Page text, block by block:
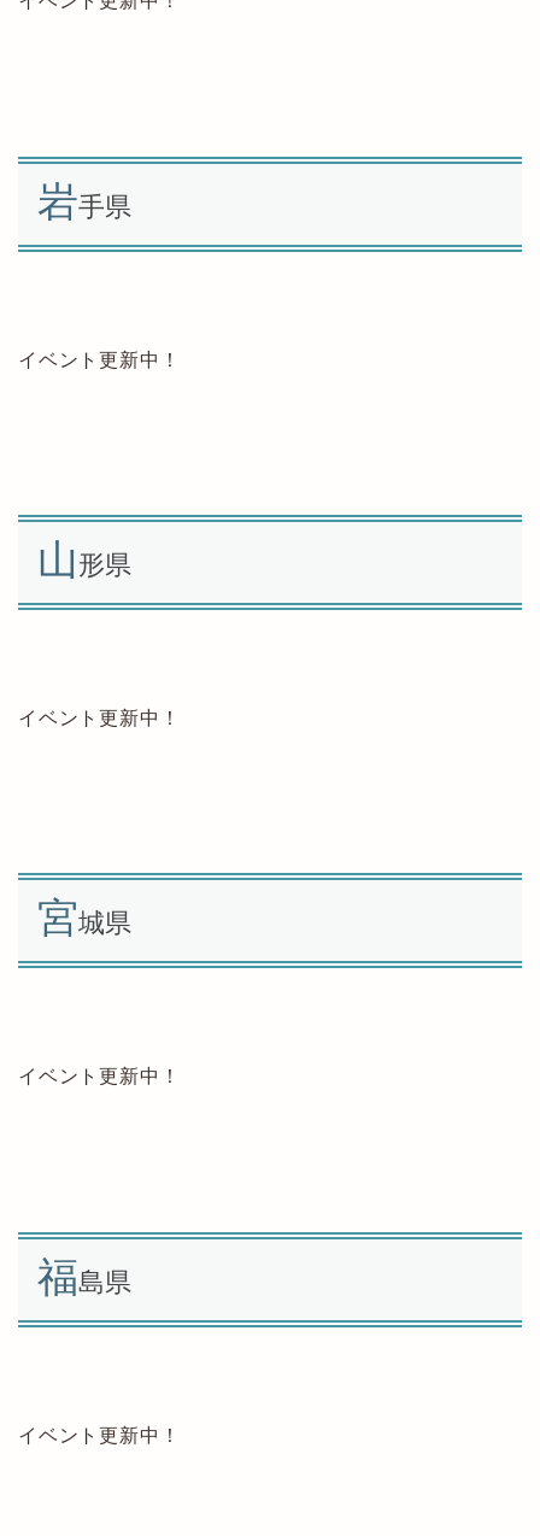
岩手県
イベント更新中！
山形県
イベント更新中！
宮城県
イベント更新中！
福島県
イベント更新中！